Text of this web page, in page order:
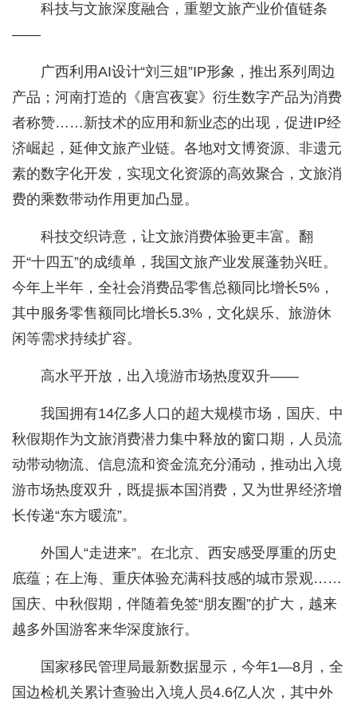
科技与文旅深度融合，重塑文旅产业价值链条
——
广西利用AI设计“刘三姐”IP形象，推出系列周边
产品；河南打造的《唐宫夜宴》衍生数字产品为消费
者称赞……新技术的应用和新业态的出现，促进IP经
济崛起，延伸文旅产业链。各地对文博资源、非遗元
素的数字化开发，实现文化资源的高效聚合，文旅消
费的乘数带动作用更加凸显。
科技交织诗意，让文旅消费体验更丰富。翻
开“十四五”的成绩单，我国文旅产业发展蓬勃兴旺。
今年上半年，全社会消费品零售总额同比增长5%，
其中服务零售额同比增长5.3%，文化娱乐、旅游休
闲等需求持续扩容。
高水平开放，出入境游市场热度双升——
我国拥有14亿多人口的超大规模市场，国庆、中
秋假期作为文旅消费潜力集中释放的窗口期，人员流
动带动物流、信息流和资金流充分涌动，推动出入境
游市场热度双升，既提振本国消费，又为世界经济增
长传递“东方暖流”。
外国人“走进来”。在北京、西安感受厚重的历史
底蕴；在上海、重庆体验充满科技感的城市景观……
国庆、中秋假期，伴随着免签“朋友圈”的扩大，越来
越多外国游客来华深度旅行。
国家移民管理局最新数据显示，今年1—8月，全
国边检机关累计查验出入境人员4.6亿人次，其中外